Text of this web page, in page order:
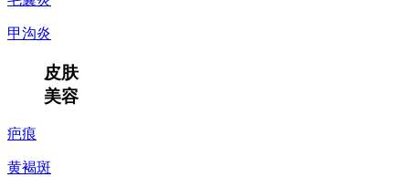
甲沟炎
皮肤
美容
疤痕
黄褐斑